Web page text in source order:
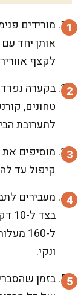
מורידים
לקצף
בקערה
טחונים,
לתערובת
מוסיפים את
קיפול עד
מעבירים
ונקי.
בזמן